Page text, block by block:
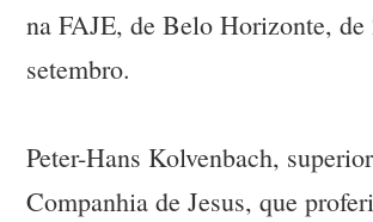
na FAJE, de Belo Horizonte, de
setembro.
Peter-Hans Kolvenbach,
Companhia de Jesus, que